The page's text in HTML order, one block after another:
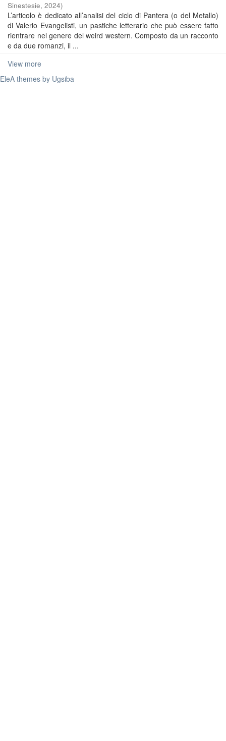
Sinestesie, 2024)
L’articolo è dedicato all’analisi del ciclo di Pantera (o del Metallo)
di Valerio Evangelisti, un pastiche letterario che può essere fatto
rientrare nel genere del weird western. Composto da un racconto
e da due romanzi, il ...
View more
EleA themes by Ugsiba